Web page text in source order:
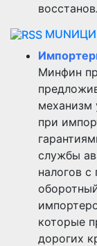
Минфин
механизм
при
службы
налогов с
которые
дорогих